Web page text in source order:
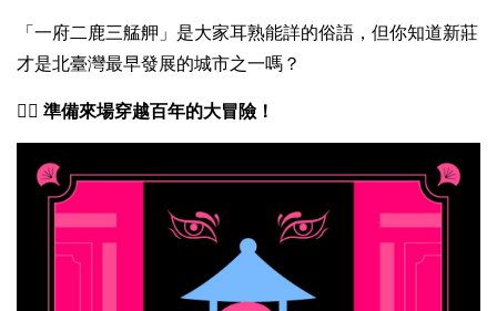
「一府二鹿三艋舺」是大家耳熟能詳的俗語，但你知道新莊
才是北臺灣最早發展的城市之一嗎？
🕵️‍♂️ 準備來場穿越百年的大冒險！